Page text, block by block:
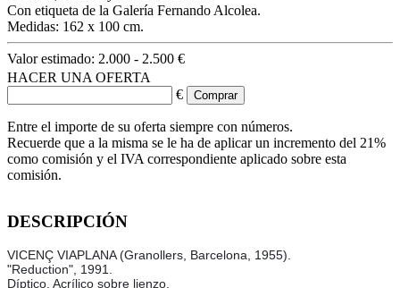
Con etiqueta de la Galería Fernando Alcolea.
Medidas: 162 x 100 cm.
Valor estimado: 2.000 - 2.500 €
HACER UNA OFERTA
€
Entre el importe de su oferta siempre con números.
Recuerde que a la misma se le ha de aplicar un incremento del 21%
como comisión y el IVA correspondiente aplicado sobre esta
comisión.
DESCRIPCIÓN
VICENÇ VIAPLANA (Granollers, Barcelona, 1955).
"Reduction", 1991.
Díptico. Acrílico sobre lienzo.